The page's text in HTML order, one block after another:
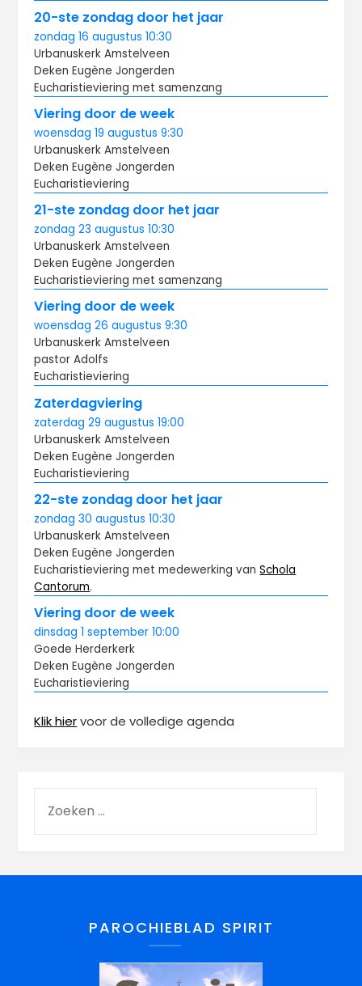
20-ste zondag door het jaar
zondag 16 augustus10:30
Urbanuskerk Amstelveen
Deken Eugène Jongerden
Eucharistieviering met samenzang
Viering door de week
woensdag 19 augustus9:30
Urbanuskerk Amstelveen
Deken Eugène Jongerden
Eucharistieviering
21-ste zondag door het jaar
zondag 23 augustus10:30
Urbanuskerk Amstelveen
Deken Eugène Jongerden
Eucharistieviering met samenzang
Viering door de week
woensdag 26 augustus9:30
Urbanuskerk Amstelveen
pastor Adolfs
Eucharistieviering
Zaterdagviering
zaterdag 29 augustus19:00
Urbanuskerk Amstelveen
Deken Eugène Jongerden
Eucharistieviering
22-ste zondag door het jaar
zondag 30 augustus10:30
Urbanuskerk Amstelveen
Deken Eugène Jongerden
Eucharistieviering met medewerking vanSchola
Cantorum.
Viering door de week
dinsdag 1 september10:00
Goede Herderkerk
Deken Eugène Jongerden
Eucharistieviering
Klik hiervoor de volledige agenda
PAROCHIEBLAD SPIRIT